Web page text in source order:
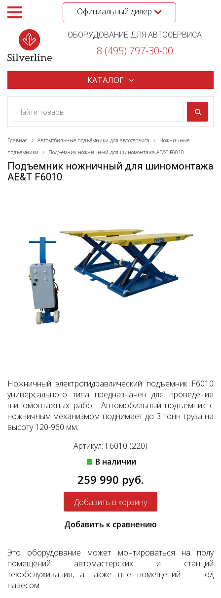
Официальный дилер
ОБОРУДОВАНИЕ ДЛЯ АВТОСЕРВИСА
8 (495) 797-30-00
КАТАЛОГ
Главная Автомобильные подъёмники для автосервиса
Ножничные
подъемники
Подъемник ножничный для шиномонтажа AE&T F6010
Подъемник ножничный для шиномонтажа
AE&T F6010
Ножничный электрогидравлический подъемник F6010
универсального типа предназначен для проведения
шиномонтажных работ. Автомобильный подъемник с
ножничным механизмом поднимает до 3 тонн груза на
высоту 120-960 мм.
Артикул: F6010 (220)
В наличии
259 990 руб.
Добавить к сравнению
Это оборудование может монтироваться на полу
помещений автомастерских и станций
техобслуживания, а также вне помещений — под
навесом.